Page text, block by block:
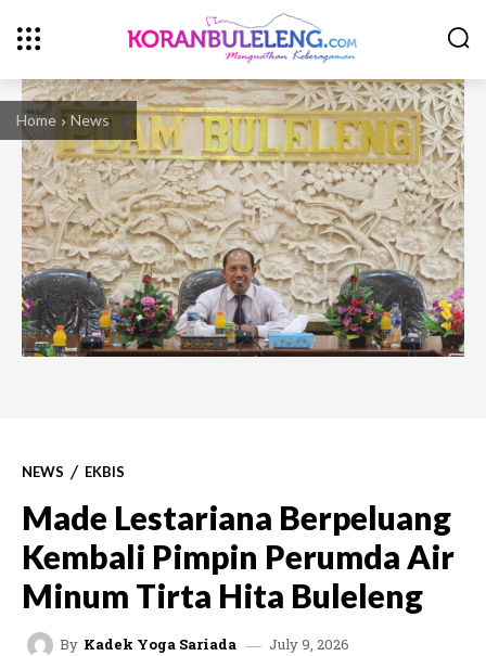
Home News
NEWS EKBIS
Made Lestariana Berpeluang
Kembali Pimpin Perumda Air
Minum Tirta Hita Buleleng
By Kadek Yoga Sariada July 9, 2026